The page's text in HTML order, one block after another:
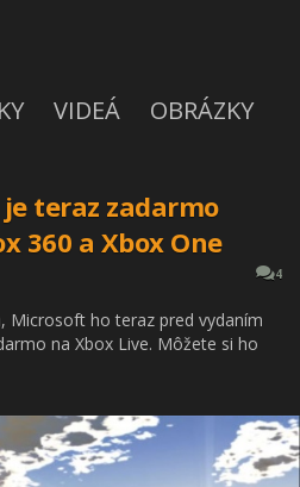
VIDEÁ OBRÁZKY
teraz zadarmo
360 a Xbox One
4
Microsoft ho teraz pred vydaním
na Xbox Live. Môžete si ho